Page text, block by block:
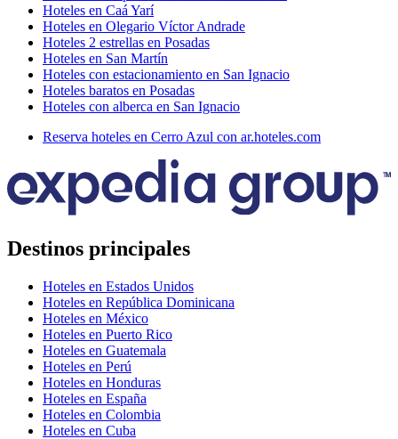
Hoteles en Caá Yarí
Hoteles en Olegario Víctor Andrade
Hoteles 2 estrellas en Posadas
Hoteles en San Martín
Hoteles con estacionamiento en San Ignacio
Hoteles baratos en Posadas
Hoteles con alberca en San Ignacio
Reserva hoteles en Cerro Azul con ar.hoteles.com
Destinos principales
Hoteles en Estados Unidos
Hoteles en República Dominicana
Hoteles en México
Hoteles en Puerto Rico
Hoteles en Guatemala
Hoteles en Perú
Hoteles en Honduras
Hoteles en España
Hoteles en Colombia
Hoteles en Cuba